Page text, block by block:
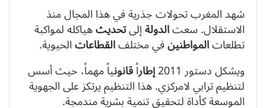
شهد المغرب تحولات جذرية في هذا المجال منذ
الاستقلال. سعتالدولةإلىتحديثهياكله لمواكبة
تطلعاتالمواطنينفي مختلفالقطاعاتالحيوية.
ويشكل دستور 2011
إطاراًقانونياً مهماً، حيث أسس
لتنظيم ترابي لامركزي. هذا التنظيم يرتكز على الجهوية
الموسعة كأداة لتحقيق تنمية بشرية مندمجة.